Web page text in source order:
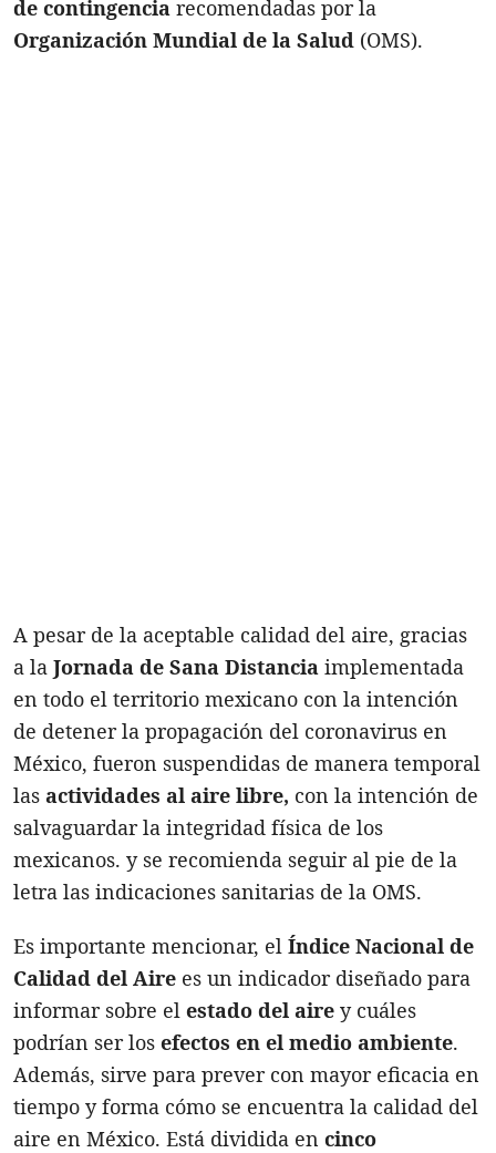
de contingencia recomendadas por la
Organización Mundial de la Salud (OMS).
A pesar de la aceptable calidad del aire, gracias
a la Jornada de Sana Distancia implementada
en todo el territorio mexicano con la intención
de detener la propagación del coronavirus en
México, fueron suspendidas de manera temporal
las actividades al aire libre, con la intención de
salvaguardar la integridad física de los
mexicanos. y se recomienda seguir al pie de la
letra las indicaciones sanitarias de la OMS.
Es importante mencionar, el Índice Nacional de
Calidad del Aire es un indicador diseñado para
informar sobre el estado del aire y cuáles
podrían ser los efectos en el medio ambiente.
Además, sirve para prever con mayor eficacia en
tiempo y forma cómo se encuentra la calidad del
aire en México. Está dividida en cinco